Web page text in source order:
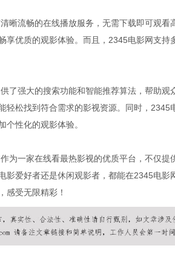
晰流畅的在线播放服务，无需下载即可观
享优质的观影体验。而且，2345电影网支
了强大的搜索功能和智能推荐算法，帮助
轻松找到符合需求的影视资源。同时，
个性化的观影体验。
为一家在线看最热影视的优质平台，不仅
影爱好者还是休闲观影者，都能在2345电
感受无限精彩！